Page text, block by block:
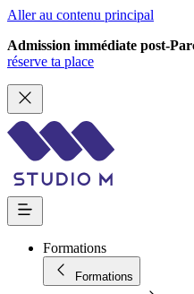
Aller au contenu principal
Admission immédiate post-
réserve ta place
Formations
Formations